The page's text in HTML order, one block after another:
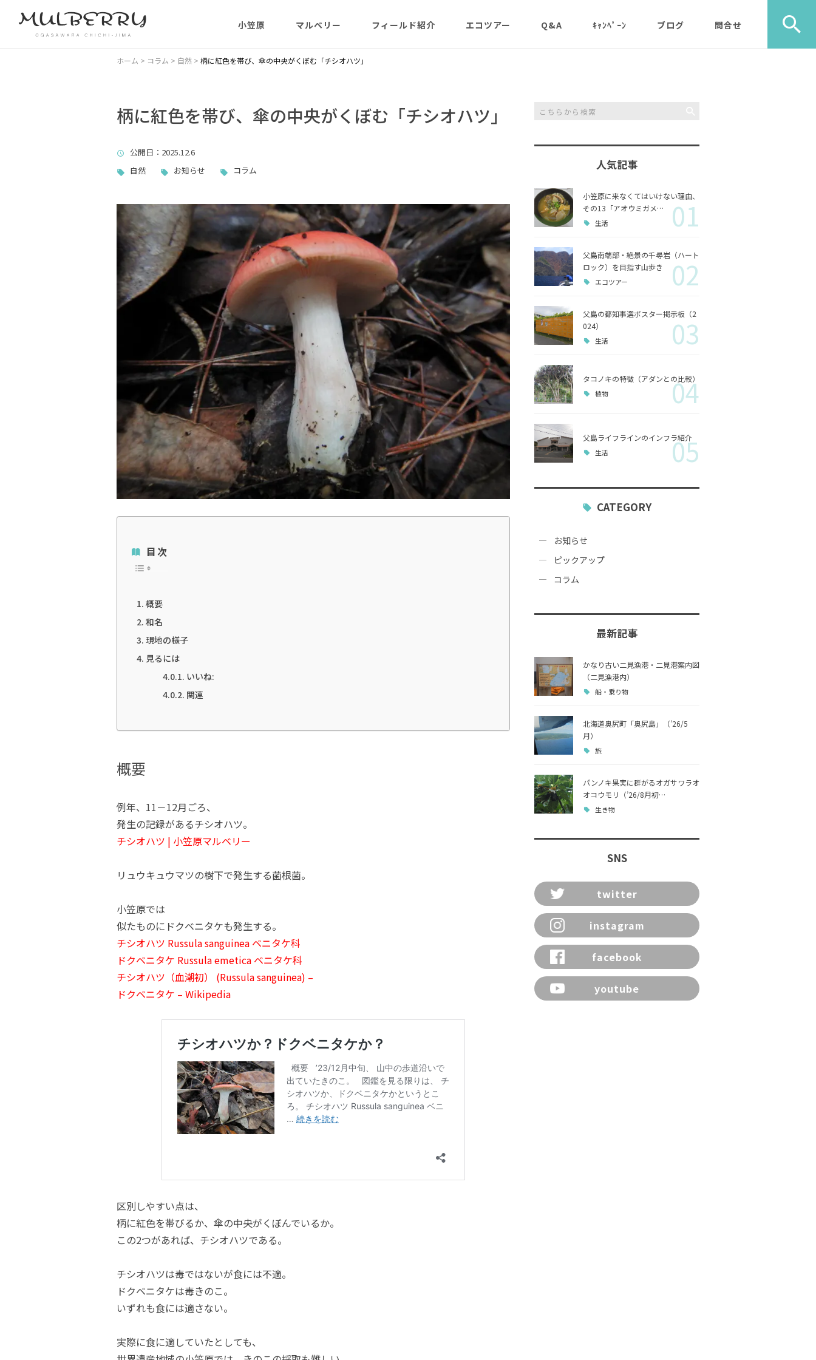
小笠原
小笠原の概略紹介
に）
旅の参考になるかしら？
小笠原・硫黄島関連図書 硫黄島・北硫黄島
マルベリー
マルベリーのウリは？
て（2007年投稿・再編集
版）
資料編 マルベリーレポート集
小笠原の概略紹介
資料編（小笠原・国内）
戦跡資料・情報編
フィールド紹介
東平＆初寝山（森歩き）
傘山（森歩きコース）
植物（種子植物・シダ)
夜明山戦跡群
大村第二砲台跡
父島のおもな観光･学習
施設
父島で見られる地質紹介
（写真）
エコツアー
山歩き（千尋岩）と森歩
マルベリーパック（2名
3/11月以降）
参加の皆様へ
利用のルールやガイドラ
イン
Q&A ｷｬﾝﾍﾟｰﾝ ブログ
その他
問合せ
ホーム > コラム > 自然 > 柄に紅色を帯び、傘の中央がくぼむ「チシオハツ」
柄に紅色を帯び、傘の中央がくぼむ「チシオハツ」
公開日 ：2025.12.6
自然
お知らせ コラム
目次
概要
和名
現地の様子
見るには
いいね:
関連
概要
例年、11－12月ごろ、
発生の記録があるチシオハツ。
チシオハツ | 小笠原マルベリー
リュウキュウマツの樹下で発生する菌根菌。
小笠原では
似たものにドクベニタケも発生する。
チシオハツ Russula sanguinea ベニタケ科
ドクベニタケ Russula emetica ベニタケ科
チシオハツ（血潮初） (Russula sanguinea) –
ドクベニタケ – Wikipedia
区別しやすい点は、
柄に紅色を帯びるか、傘の中央がくぼんでいるか。
この2つがあれば、チシオハツである。
チシオハツは毒ではないが食には不適。
ドクベニタケは毒きのこ。
いずれも食には適さない。
実際に食に適していたとしても、
人気記事
小笠原に来なくてはいけない理由、
その13「アオウミガメ…
生活 01
父島南端部・絶景の千尋岩（ハート
ロック）を目指す山歩き
エコツアー 02
父島の都知事選ポスター掲示板（2
024）
生活 03
タコノキの特徴（アダンとの比較）
植物 04
父島ライフラインのインフラ紹介
生活 05
CATEGORY
お知らせ
ピックアップ
コラム
最新記事
かなり古い二見漁港・二見港案内図
（二見漁港内）
船・乗り物
北海道奥尻町「奥尻島」（’26/5
月）
旅
パンノキ果実に群がるオガサワラオ
オコウモリ（’26/8月初…
生き物
SNS
twitter
instagram
facebook
youtube